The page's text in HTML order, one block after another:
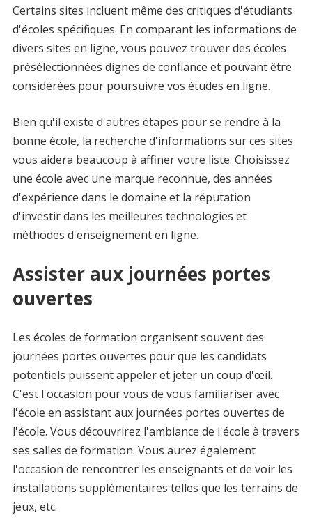
Certains sites incluent même des critiques d'étudiants
d'écoles spécifiques. En comparant les informations de
divers sites en ligne, vous pouvez trouver des écoles
présélectionnées dignes de confiance et pouvant être
considérées pour poursuivre vos études en ligne.
Bien qu'il existe d'autres étapes pour se rendre à la
bonne école, la recherche d'informations sur ces sites
vous aidera beaucoup à affiner votre liste. Choisissez
une école avec une marque reconnue, des années
d'expérience dans le domaine et la réputation
d'investir dans les meilleures technologies et
méthodes d'enseignement en ligne.
Assister aux journées portes
ouvertes
Les écoles de formation organisent souvent des
journées portes ouvertes pour que les candidats
potentiels puissent appeler et jeter un coup d'œil.
C'est l'occasion pour vous de vous familiariser avec
l'école en assistant aux journées portes ouvertes de
l'école. Vous découvrirez l'ambiance de l'école à travers
ses salles de formation. Vous aurez également
l'occasion de rencontrer les enseignants et de voir les
installations supplémentaires telles que les terrains de
jeux, etc.